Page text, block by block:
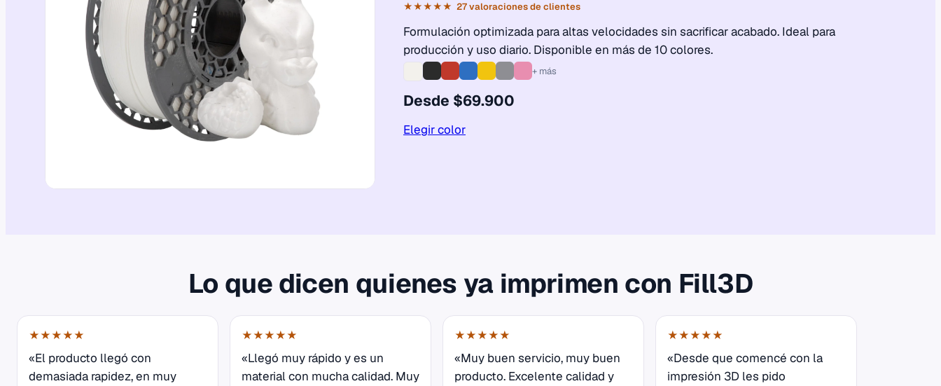
★★★★★ 27 valoraciones de clientes
Formulación optimizada para altas velocidades sin sacrificar acabado. Ideal para
producción y uso diario. Disponible en más de 10 colores.
+ más
Desde $69.900
Elegir color
Lo que dicen quienes ya imprimen con Fill3D
★★★★★
«El producto llegó con
demasiada rapidez, en muy
★★★★★
«Llegó muy rápido y es un
material con mucha calidad. Muy
★★★★★
«Muy buen servicio, muy buen
producto. Excelente calidad y
★★★★★
«Desde que comencé con la
impresión 3D les pido